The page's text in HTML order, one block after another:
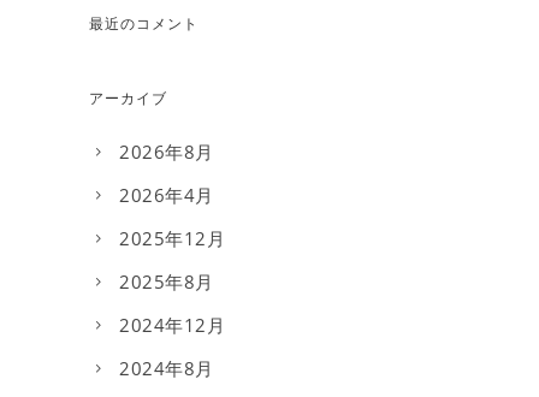
最近のコメント
アーカイブ
2026年8月
2026年4月
2025年12月
2025年8月
2024年12月
2024年8月